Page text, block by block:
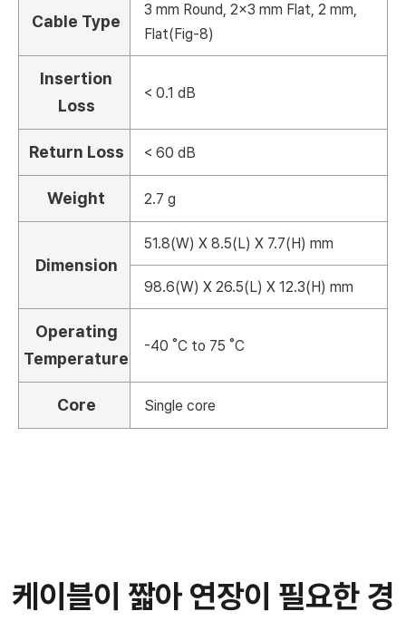
Cable Type
3 mm Round, 2x3 mm Flat, 2 mm,
Flat(Fig-8)
Insertion
Loss
< 0.1 dB
Return Loss < 60 dB
Weight 2.7 g
Dimension
51.8(W) X 8.5(L) X 7.7(H) mm
98.6(W) X 26.5(L) X 12.3(H) mm
Operating
Temperature
-40 ˚C to 75 ˚C
Core Single core
케이블이 짧아 연장이 필요한 경